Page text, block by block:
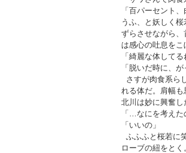
「百パーセント、
うふ、と妖しく
ずらさせながら、
は感心の吐息をこ
「綺麗な体して
「脱いだ時に、
さすが肉食系ら
れる体だ。肩幅も
北川は妙に興奮し
「…なにを考え
「いいの」
ふふふと桜若に
ローブの紐をと